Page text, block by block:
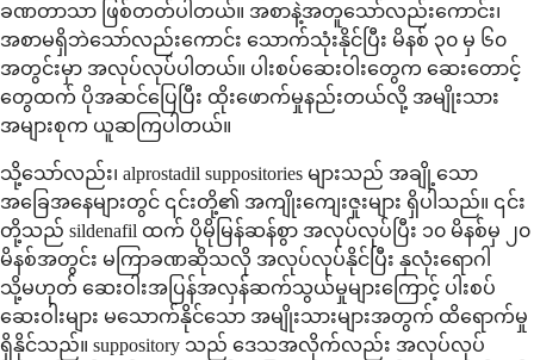
ခဏတာသာ ဖြစ်တတ်ပါတယ်။ အစာနဲ့အတူသော်လည်းကောင်း၊
အစာမရှိဘဲသော်လည်းကောင်း သောက်သုံးနိုင်ပြီး မိနစ် ၃၀ မှ ၆၀
အတွင်းမှာ အလုပ်လုပ်ပါတယ်။ ပါးစပ်ဆေးဝါးတွေက ဆေးတောင့်
တွေထက် ပိုအဆင်ပြေပြီး ထိုးဖောက်မှုနည်းတယ်လို့ အမျိုးသား
အများစုက ယူဆကြပါတယ်။
သို့သော်လည်း၊ alprostadil suppositories များသည် အချို့သော
အခြေအနေများတွင် ၎င်းတို့၏ အကျိုးကျေးဇူးများ ရှိပါသည်။ ၎င်း
တို့သည် sildenafil ထက် ပိုမိုမြန်ဆန်စွာ အလုပ်လုပ်ပြီး ၁၀ မိနစ်မှ ၂၀
မိနစ်အတွင်း မကြာခဏဆိုသလို အလုပ်လုပ်နိုင်ပြီး နှလုံးရောဂါ
သို့မဟုတ် ဆေးဝါးအပြန်အလှန်ဆက်သွယ်မှုများကြောင့် ပါးစပ်
ဆေးဝါးများ မသောက်နိုင်သော အမျိုးသားများအတွက် ထိရောက်မှု
ရှိနိုင်သည်။ suppository သည် ဒေသအလိုက်လည်း အလုပ်လုပ်